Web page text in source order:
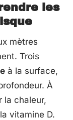
les
mètres
Trois
à la surface,
À
la chaleur,
vitamine D.